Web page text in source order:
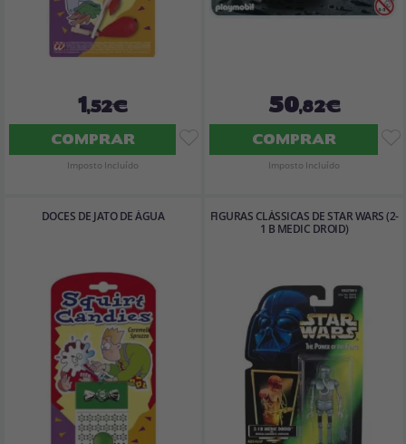
1,52€
COMPRAR
Imposto Incluído
50,82€
COMPRAR
Imposto Incluído
DOCES DE JATO DE ÁGUA
FIGURAS CLÁSSICAS DE STAR WARS (2-
1 B MEDIC DROID)